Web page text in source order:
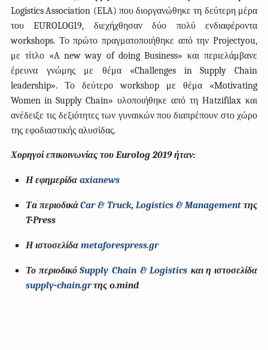
LogisticsAssociation (ELA) που διοργανώθηκε τη δεύτερη μέρα
τουEUROLOG19, διεχήχθησαν δύο πολύ ενδιαφέροντα
workshops. Το πρώτο πραγματοποιήθηκε από τηνProjectyou,
με τίτλο «A new way of doing Business» και περιελάμβανε
έρευνα γνώμης με θέμα «Challenges in Supply
Chain
leadership». Το δεύτεροworkshop με θέμα «Motivating
Women in Supply Chain» υλοποιήθηκε από τη Ηatzifilax και
ανέδειξε τις δεξιότητες των γυναικών που διαπρέπουν στο χώρο
της εφοδιαστικής αλυσίδας.
Χορηγοί επικοινωνίας του Eurolog 2019 ήταν:
Η εφημερίδα axianews
ΤaπεριοδικάCar & Truck, Logistics & Managementτης
T-Press
Η ιστοσελίδα metaforespress.gr
Το περιοδικό Supply Chain & Logistics και η ιστοσελίδα
supply-chain.grτηςo.mind